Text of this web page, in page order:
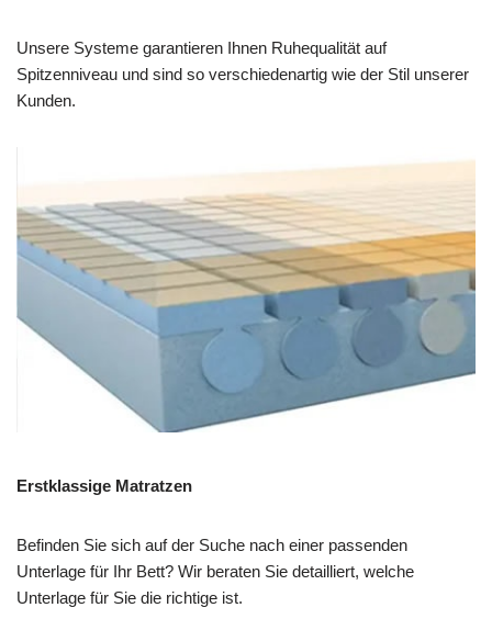
Unsere Systeme garantieren Ihnen Ruhequalität auf
Spitzenniveau und sind so verschiedenartig wie der Stil unserer
Kunden.
Erstklassige Matratzen
Befinden Sie sich auf der Suche nach einer passenden
Unterlage für Ihr Bett? Wir beraten Sie detailliert, welche
Unterlage für Sie die richtige ist.